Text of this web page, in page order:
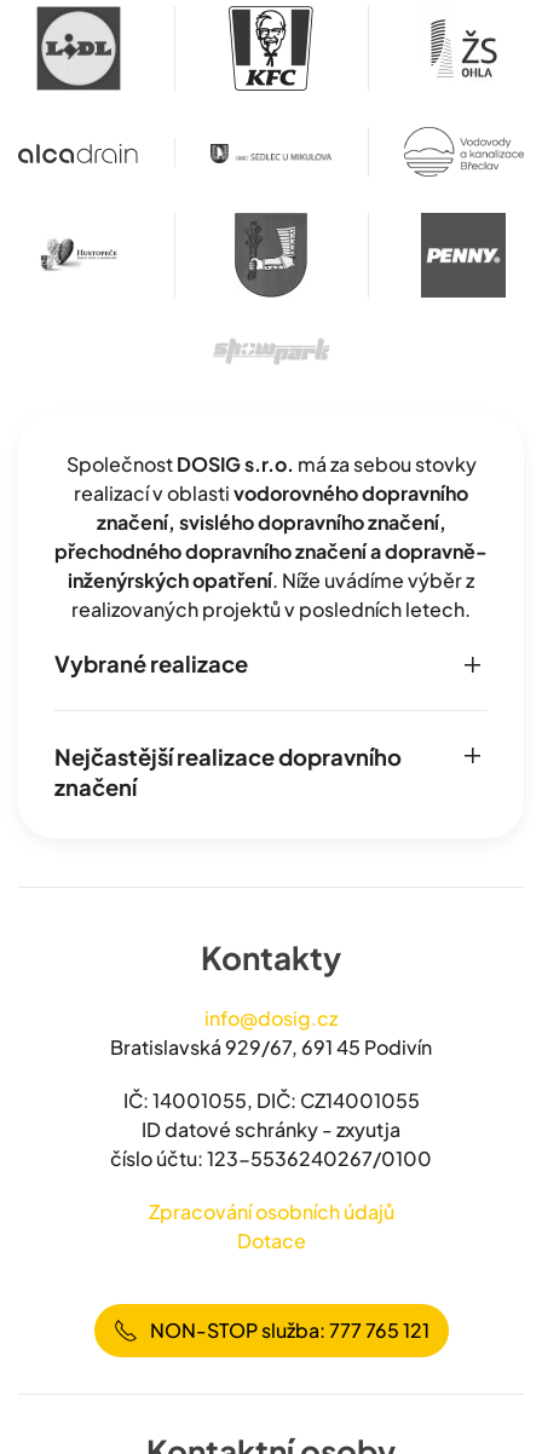
SpolečnostDOSIG s.r.o. má za sebou stovky
realizací v oblastivodorovného dopravního
značení, svislého dopravního značení,
přechodného dopravního značení a dopravně-
inženýrských opatření. Níže uvádíme výběr z
realizovaných projektů v posledních letech.
Vybrané realizace
Nejčastější realizace dopravního
značení
Kontakty
info@dosig.cz
Bratislavská 929/67, 691 45 Podivín
IČ: 14001055, DIČ: CZ14001055
ID datové schránky - zxyutja
číslo účtu: 123-5536240267/0100
Zpracování osobních údajů
Dotace
NON-STOP služba: 777 765 121